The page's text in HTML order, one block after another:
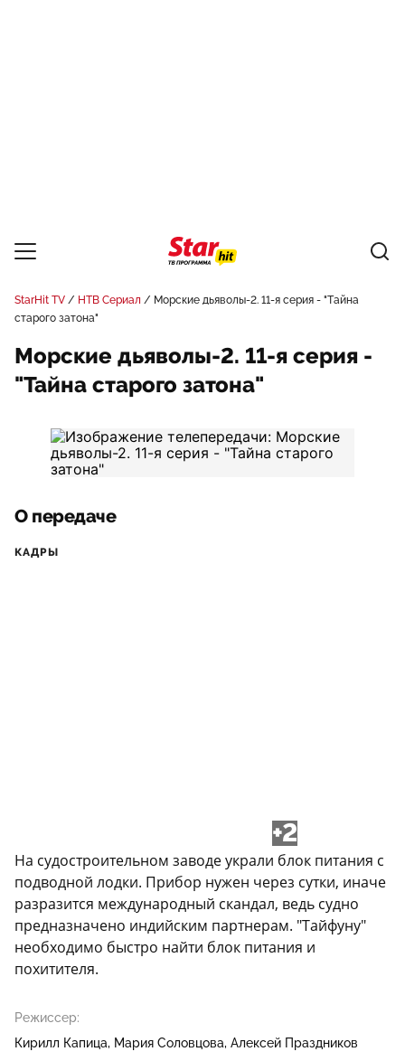
StarHit TV НТВ Сериал
Морские дьяволы-2. 11-я серия - "Тайна
старого затона"
Морские дьяволы-2. 11-я серия -
"Тайна старого затона"
О передаче
КАДРЫ
+2
На судостроительном заводе украли блок питания с
подводной лодки. Прибор нужен через сутки, иначе
разразится международный скандал, ведь судно
предназначено индийским партнерам. "Тайфуну"
необходимо быстро найти блок питания и
похитителя.
Режиссер:
Кирилл Капица Мария Соловцова Алексей Праздников